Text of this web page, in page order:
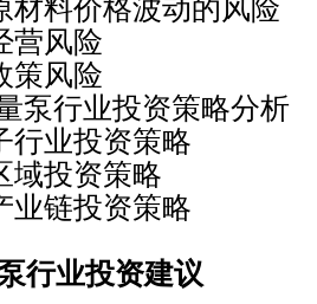
价格波动的风险
风险
风险
行业投资策略分析
投资策略
资策略
投资策略
行业投资建议